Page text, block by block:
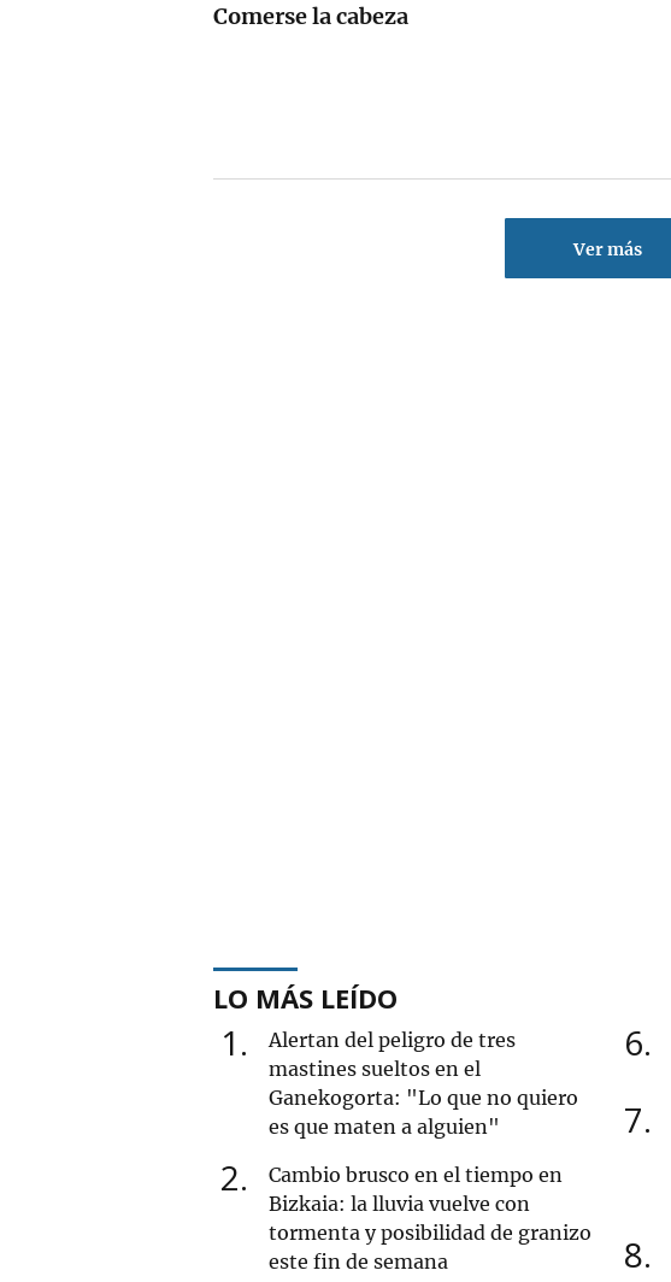
Comerse la cabeza
Ver más
LO MÁS LEÍDO
1
Alertan del peligro de tres
mastines sueltos en el
Ganekogorta: "Lo que no quiero
es que maten a alguien"
2
Cambio brusco en el tiempo en
Bizkaia: la lluvia vuelve con
tormenta y posibilidad de granizo
este fin de semana
6
7
8